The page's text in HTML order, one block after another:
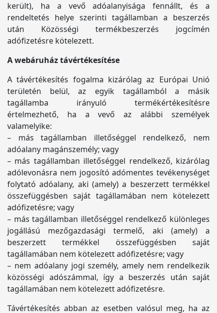
került), ha a vevő adóalanyisága fennállt, és a
rendeltetés helye szerinti tagállamban a beszerzés
után Közösségi termékbeszerzés jogcímén
adófizetésre kötelezett.
A webáruház távértékesítése
A távértékesítés fogalma kizárólag az Európai Unió
területén belül, az egyik tagállamból a másik
tagállamba irányuló termékértékesítésre
értelmezhető, ha a vevő az alábbi személyek
valamelyike:
– más tagállamban illetőséggel rendelkező, nem
adóalany magánszemély; vagy
– más tagállamban illetőséggel rendelkező, kizárólag
adólevonásra nem jogosító adómentes tevékenységet
folytató adóalany, aki (amely) a beszerzett termékkel
összefüggésben saját tagállamában nem kötelezett
adófizetésre; vagy
– más tagállamban illetőséggel rendelkező különleges
jogállású mezőgazdasági termelő, aki (amely) a
beszerzett termékkel összefüggésben saját
tagállamában nem kötelezett adófizetésre; vagy
– nem adóalany jogi személy, amely nem rendelkezik
közösségi adószámmal, így a beszerzés után saját
tagállamában nem kötelezett adófizetésre.
Távértékesítés abban az esetben valósul meg, ha az